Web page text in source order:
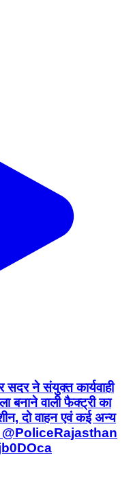
सदर ने संयुक्त कार्यवाही
बनाने वाली फैक्ट्री का
दो वाहन एवं कई अन्य
@PoliceRajasthan